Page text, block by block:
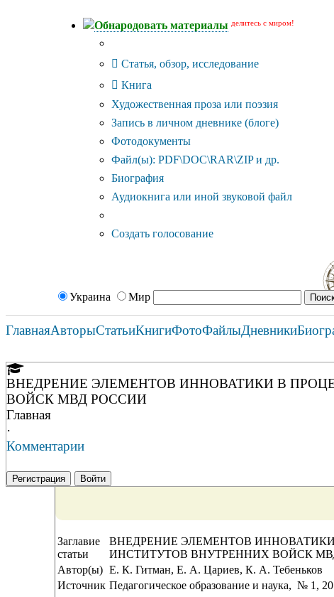
Обнародовать материалы делитесь с миром!
Статья, обзор, исследование
Книга
Художественная проза или поэзия
Запись в личном дневнике (блоге)
Фотодокументы
Файл(ы): PDF\DOC\RAR\ZIP и др.
Биография
Аудиокнига или иной звуковой файл
Создать голосование
Украина Мир
ГлавнаяАвторыСтатьиКнигиФотоФайлыДневники
ВНЕДРЕНИЕ ЭЛЕМЕНТОВ ИННОВАТИКИ В
ВОЙСК МВД РОССИИ
Главная
·
Комментарии
Регистрация Войти
Заглавие
статьи
ВНЕДРЕНИЕ ЭЛЕМЕНТОВ
ИНСТИТУТОВ ВНУТРЕННИХ ВОЙСК
Автор(ы) Е. К. Гитман, Е. А. Цариев, К. А. Тебеньков
Источник Педагогическое образование и наука, № 1,